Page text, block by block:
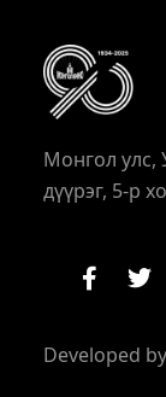
Монгол улс,
дүүрэг, 5-р
Developed